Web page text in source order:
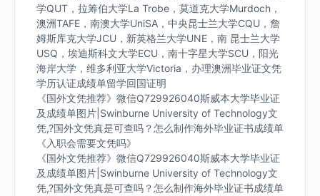
学QUT，拉筹伯大学La Trobe，莫道克大学Murdoch，
澳洲TAFE，南澳大学UniSA，中央昆士兰大学CQU，詹
姆斯库克大学JCU，新英格兰大学UNE，南 昆士兰大学
USQ，埃迪斯科文大学ECU，南十字星大学SCU，阳光
海岸大学，维多利亚大学Victoria，办理澳洲毕业证文凭
学历认证成绩单留学回国证明
《国外文凭推荐》微信Q729926040斯威本大学毕业证
及成绩单图片|Swinburne University of Technology文
凭,?国外文凭真是可查吗？怎么制作海外毕业证书成绩单
《入职会需要文凭吗》
《国外文凭推荐》微信Q729926040斯威本大学毕业证
及成绩单图片|Swinburne University of Technology文
凭,?国外文凭真是可查吗？怎么制作海外毕业证书成绩单